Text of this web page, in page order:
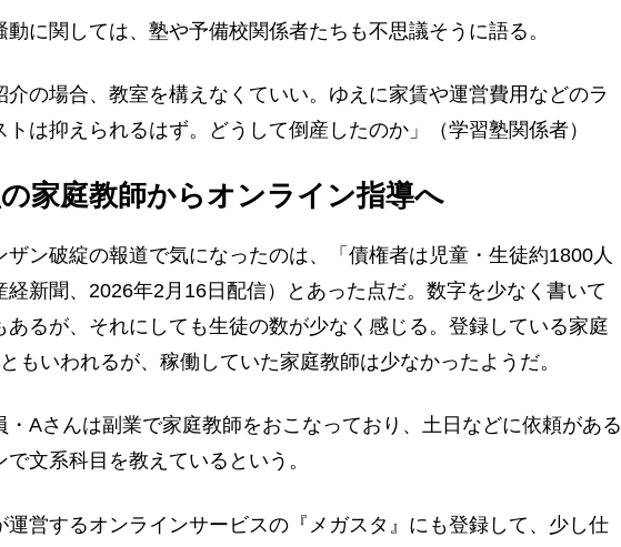
に関しては、塾や予備校関係者たちも不思議そうに語る。
介の場合、教室を構えなくていい。ゆえに家賃や運営費用などのラ
トは抑えられるはず。どうして倒産したのか」（学習塾関係者）
家庭教師からオンライン指導へ
ン破綻の報道で気になったのは、「債権者は児童・生徒約1800人
経新聞、2026年2月16日配信）とあった点だ。数字を少なく書いて
あるが、それにしても生徒の数が少なく感じる。登録している家庭
もいわれるが、稼働していた家庭教師は少なかったようだ。
Aさんは副業で家庭教師をおこなっており、土日などに依頼がある
で文系科目を教えているという。
運営するオンラインサービスの『メガスタ』にも登録して、少し仕